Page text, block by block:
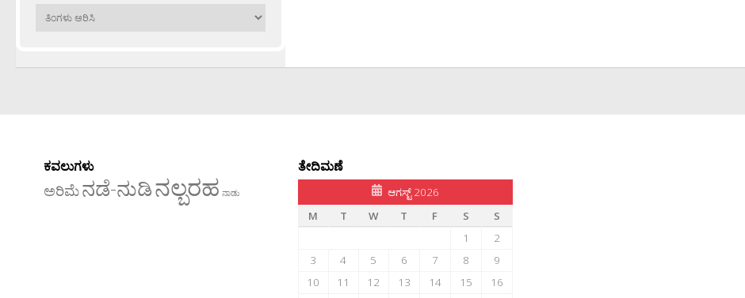
ಹಳೆಯವು
ಕವಲುಗಳು
ಅರಿಮೆನಡೆ-ನುಡಿನಲ್ಬರಹ ನಾಡು
ತೇದಿಮಣೆ
ಆಗಸ್ಟ್ 2026
M
T W T F S
S
1
2
3
4 5 6 7 8
9
10
11 12 13 14 15
16